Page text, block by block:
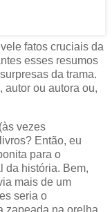
fatos cruciais da
esses resumos
da trama.
autor ou autora ou,
vezes
Então, eu
para o
da história. Bem,
mais de um
seria o